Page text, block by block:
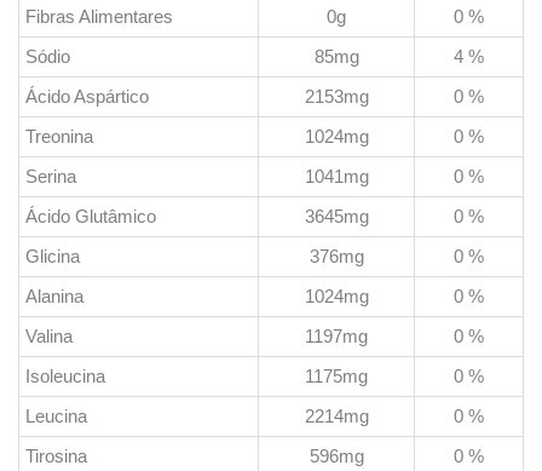
Fibras Alimentares 0g
0 %
Sódio
85mg
4 %
Ácido Aspártico
2153mg
0 %
Treonina
1024mg
0 %
Serina
1041mg
0 %
Ácido Glutâmico
3645mg
0 %
Glicina
376mg
0 %
Alanina
1024mg
0 %
Valina
1197mg
0 %
Isoleucina
1175mg
0 %
Leucina
2214mg
0 %
Tirosina
596mg
0 %